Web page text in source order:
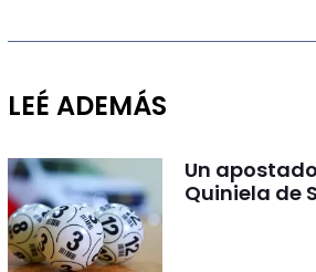
LEÉ ADEMÁS
Un
Quiniela de